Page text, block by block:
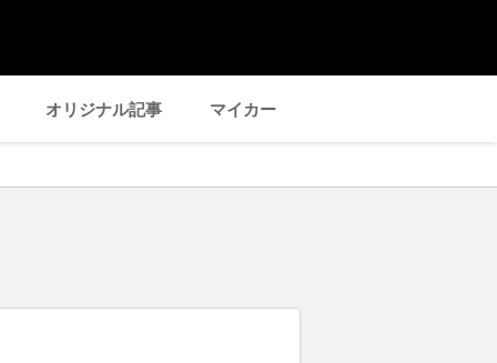
オリジナル記事 マイカー